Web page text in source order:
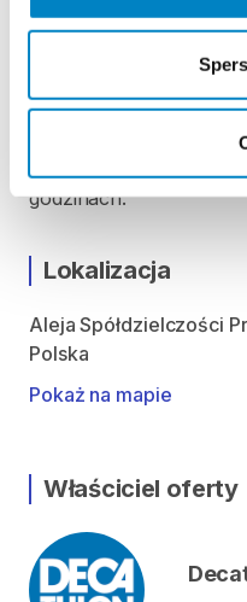
Czwartek: 9:00 - 20:00
Sobota: 9:00 - 20:00
Niedziela handlowa:
Możliwość odbioru i
godzinach.
Lokalizacja
Aleja Spółdzielczości
Polska
Pokaż na mapie
Właściciel oferty